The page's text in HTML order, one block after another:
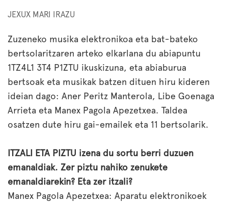
JEXUX MARI IRAZU
Zuzeneko musika elektronikoa eta bat-bateko
bertsolaritzaren arteko elkarlana du abiapuntu
1TZ4L1 3T4 P1ZTU ikuskizuna, eta abiaburua
bertsoak eta musikak batzen dituen hiru kideren
ideian dago: Aner Peritz Manterola, Libe Goenaga
Arrieta eta Manex Pagola Apezetxea. Taldea
osatzen dute hiru gai-emailek eta 11 bertsolarik.
ITZALI ETA PIZTU izena du sortu berri duzuen
emanaldiak. Zer piztu nahiko zenukete
emanaldiarekin? Eta zer itzali?
Manex Pagola Apezetxea: Aparatu elektronikoek